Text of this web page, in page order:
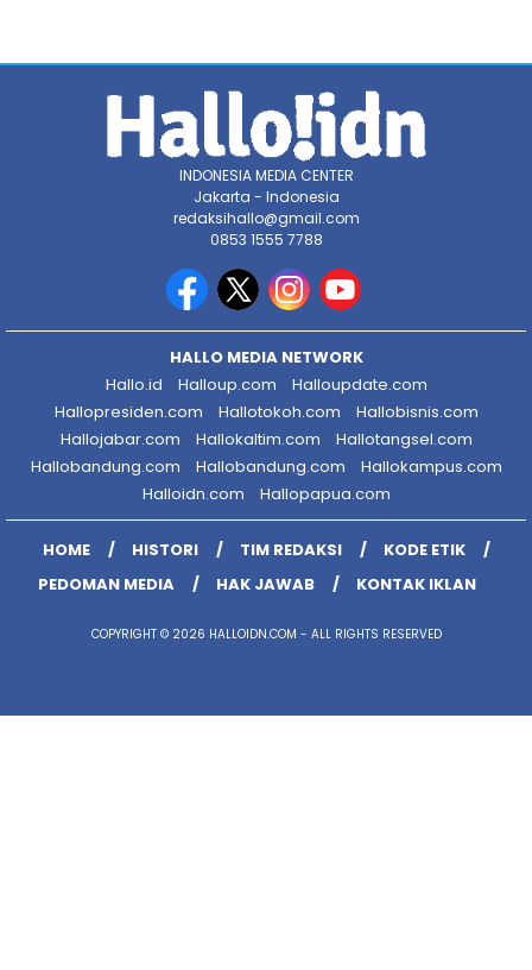
INDONESIA MEDIA CENTER
Jakarta - Indonesia
redaksihallo@gmail.com
0853 1555 7788
HALLO MEDIA NETWORK
Hallo.id
Halloup.com
Halloupdate.com
Hallopresiden.com
Hallotokoh.com
Hallobisnis.com
Hallojabar.com
Hallokaltim.com
Hallotangsel.com
Hallobandung.com
Hallobandung.com
Hallokampus.com
Halloidn.com
Hallopapua.com
HOME HISTORI TIM REDAKSI
KODE ETIK
PEDOMAN MEDIA
HAK JAWAB KONTAK IKLAN
COPYRIGHT © 2026 HALLOIDN.COM - ALL RIGHTS RESERVED